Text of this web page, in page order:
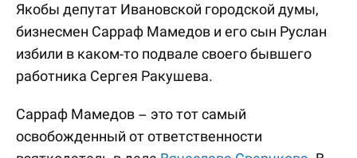
Якобы депутат Ивановской городской думы,
бизнесмен Сарраф Мамедов и его сын Руслан
избили в каком-то подвале своего бывшего
работника Сергея Ракушева.
Сарраф Мамедов – это тот самый
освобожденный от ответственности